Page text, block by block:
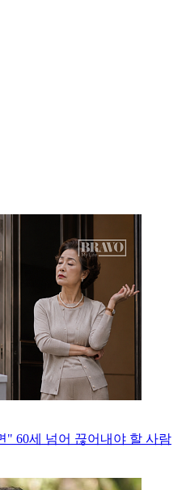
" 60세 넘어 끊어내야 할 사람